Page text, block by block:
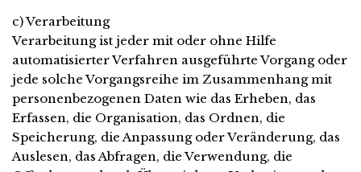
c) Verarbeitung
Verarbeitung ist jeder mit oder ohne Hilfe
automatisierter Verfahren ausgeführte Vorgang oder
jede solche Vorgangsreihe im Zusammenhang mit
personenbezogenen Daten wie das Erheben, das
Erfassen, die Organisation, das Ordnen, die
Speicherung, die Anpassung oder Veränderung, das
Auslesen, das Abfragen, die Verwendung, die